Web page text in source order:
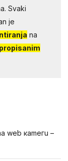
Svaki
je
na
web каmегu –